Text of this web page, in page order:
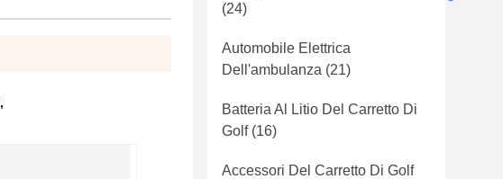
,
(24)
Automobile Elettrica
Dell'ambulanza (21)
Batteria Al Litio Del Carretto Di
Golf(16)
Accessori Del Carretto Di Golf